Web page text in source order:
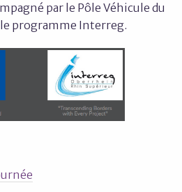
par le Pôle Véhicule du
programme Interreg.